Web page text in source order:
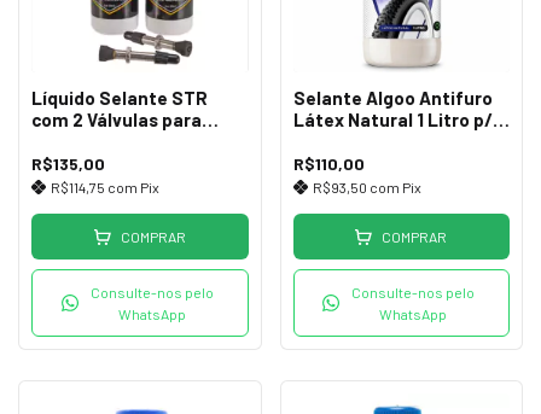
Líquido Selante STR
com 2 Válvulas para
R$135,00
R$114,75 com Pix
COMPRAR
Consulte-nos pelo
WhatsApp
Selante Algoo Antifuro
Látex Natural 1 Litro p/
R$110,00
R$93,50 com Pix
COMPRAR
Consulte-nos pelo
WhatsApp